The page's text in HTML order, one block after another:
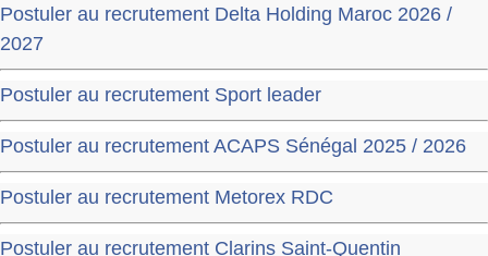
Postuler au recrutement Delta Holding Maroc 2026 /
2027
Postuler au recrutement Sport leader
Postuler au recrutement ACAPS Sénégal 2025 / 2026
Postuler au recrutement Metorex RDC
Postuler au recrutement Clarins Saint-Quentin